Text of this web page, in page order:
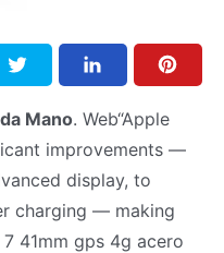
Mano. Web“Apple
improvements —
display, to
charging — making
41mm gps 4g acero